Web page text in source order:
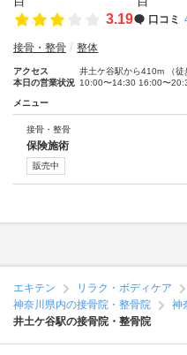
3.19 口コミ
接骨・整骨 整体
アクセス
井土ケ谷駅から410m （徒
本日の営業状況 10:00〜14:30 16:00〜
メニュー
接骨・整骨
保険施術
販売中
エキテン リラク・ボディケア
神奈川県内の接骨院・整骨院
神
井土ケ谷駅の接骨院・整骨院